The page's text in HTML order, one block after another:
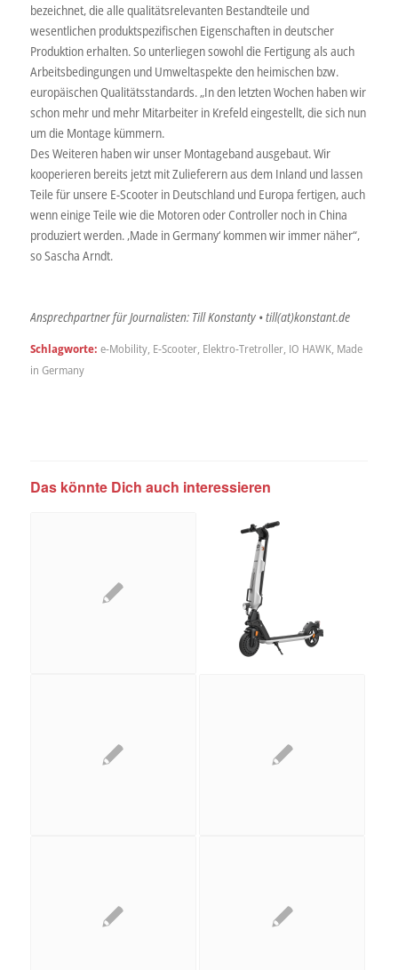
bezeichnet, die alle qualitätsrelevanten Bestandteile und
wesentlichen produktspezifischen Eigenschaften in deutscher
Produktion erhalten. So unterliegen sowohl die Fertigung als auch
Arbeitsbedingungen und Umweltaspekte den heimischen bzw.
europäischen Qualitätsstandards. „In den letzten Wochen haben wir
schon mehr und mehr Mitarbeiter in Krefeld eingestellt, die sich nun
um die Montage kümmern.
Des Weiteren haben wir unser Montageband ausgebaut. Wir
kooperieren bereits jetzt mit Zulieferern aus dem Inland und lassen
Teile für unsere E-Scooter in Deutschland und Europa fertigen, auch
wenn einige Teile wie die Motoren oder Controller noch in China
produziert werden. ‚Made in Germany‘ kommen wir immer näher“,
so Sascha Arndt.
Ansprechpartner für Journalisten: Till Konstanty • till(at)konstant.de
Schlagworte: e-Mobility, E-Scooter, Elektro-Tretroller, IO HAWK, Made
in Germany
Das könnte Dich auch interessieren